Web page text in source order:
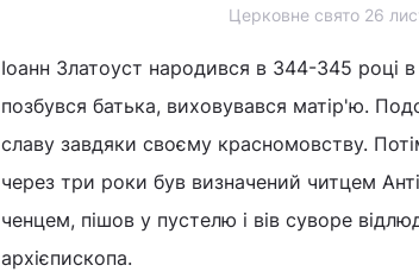
Церковне свято 26
Іоанн Златоуст народився в 344-345 році в
позбувся батька, виховувався матір'ю.
славу завдяки своєму красномовству.
через три роки був визначений читцем
ченцем, пішов у пустелю і вів суворе
архієпископа.